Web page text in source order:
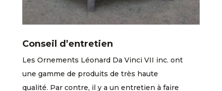
Conseil d’entretien
Les Ornements Léonard Da Vinci VII inc. ont
une gamme de produits de très haute
qualité. Par contre, il y a un entretien à faire